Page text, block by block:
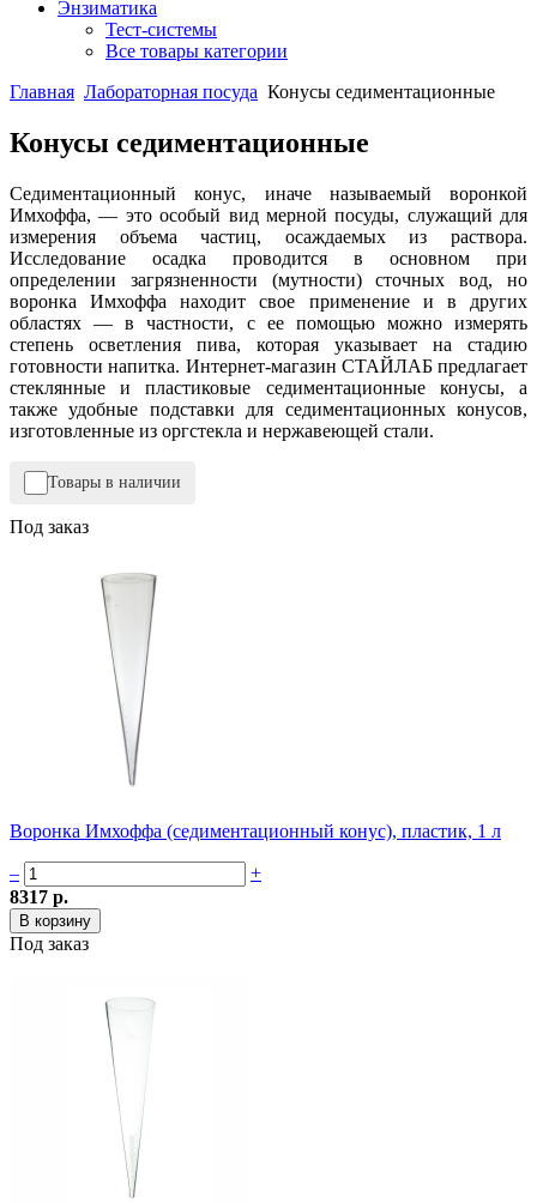
Энзиматика
Тест-системы
Все товары категории
Главная Лабораторная посуда Конусы седиментационные
Конусы седиментационные
Седиментационный конус, иначе называемый воронкой
Имхоффа, — это особый вид мерной посуды, служащий для
измерения объема частиц, осаждаемых из раствора.
Исследование осадка проводится в основном при
определении загрязненности (мутности) сточных вод, но
воронка Имхоффа находит свое применение и в других
областях — в частности, с ее помощью можно измерять
степень осветления пива, которая указывает на стадию
готовности напитка. Интернет-магазин СТАЙЛАБ предлагает
стеклянные и пластиковые седиментационные конусы, а
также удобные подставки для седиментационных конусов,
изготовленные из оргстекла и нержавеющей стали.
Товары в наличии
Под заказ
Воронка Имхоффа (седиментационный конус), пластик, 1 л
–
+
8317 р.
Под заказ